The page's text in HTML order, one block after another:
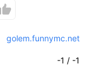
golem.funnymc.net
-1 / -1